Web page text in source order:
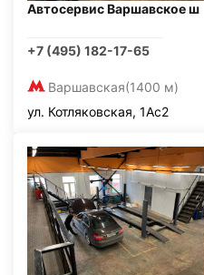
Автосервис Варшавское ш
+7 (495) 182-17-65
Варшавская(1400 м)
ул. Котляковская, 1Ас2